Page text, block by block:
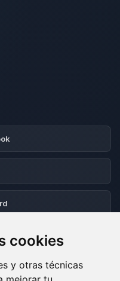
cookies
y otras técnicas